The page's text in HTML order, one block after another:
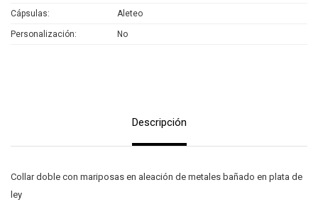
Cápsulas Aleteo
Personalización No
Descripción
Collar doble con mariposas en aleación de metales bañado en plata de
ley